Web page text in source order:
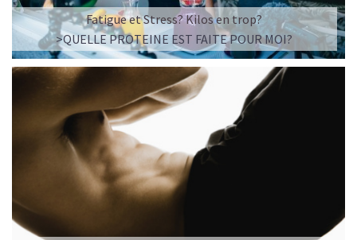
Fatigue et Stress? Kilos en trop?
>QUELLE PROTEINE EST FAITE POUR MOI?